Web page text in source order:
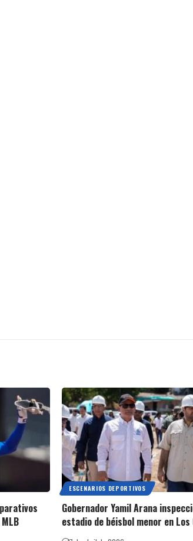
ESCENARIOS DEPORTIVOS
Gobernador Yamil Arana
estadio de béisbol menor en